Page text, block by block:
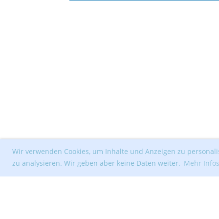
Wir verwenden Cookies, um Inhalte und Anzeigen zu
zu analysieren. Wir geben aber keine Daten weiter. Mehr Infos